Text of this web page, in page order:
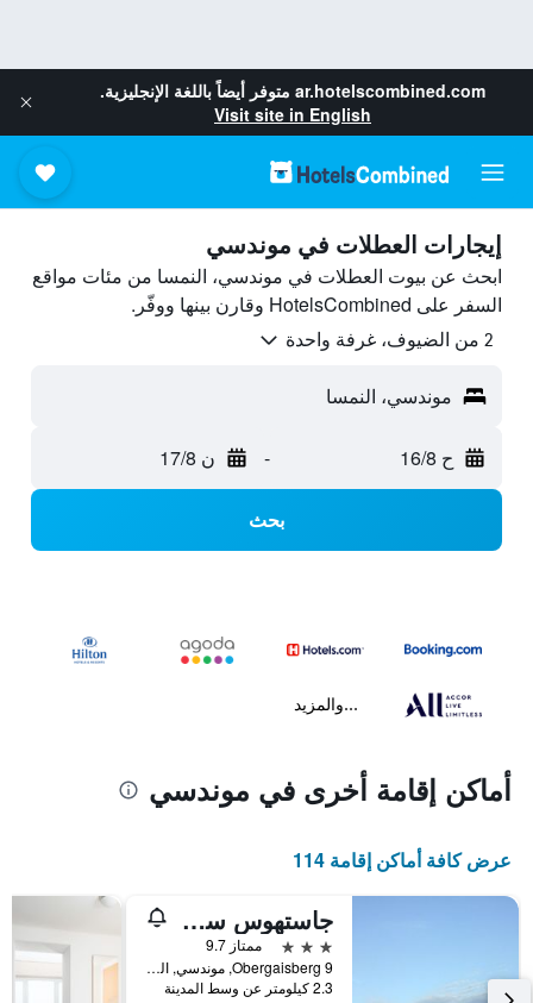
ar.hotelscombined.com متوفر أيضاً باللغة الإنجليزية.
Visit site in English
إيجارات العطلات في موندسي
ابحث عن بيوت العطلات في موندسي، النمسا من مئات مواقع
السفر على HotelsCombined وقارن بينها ووفّر.
2 من الضيوف، غرفة واحدة
موندسي، النمسا
ح 16/8 - ن 17/8
بحث
...والمزيد
أماكن إقامة أخرى في موندسي
عرض كافة أماكن إقامة 114
جاستهوس ستابايير
3 نجوم
ممتاز 9.7
Obergaisberg 9, موندسي, النمسا العليا, النمسا
2.3 كيلومتر عن وسط المدينة